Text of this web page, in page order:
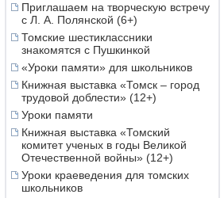
Приглашаем на творческую встречу
с Л. А. Полянской (6+)
Томские шестиклассники
знакомятся с Пушкинкой
«Уроки памяти» для школьников
Книжная выставка «Томск – город
трудовой доблести» (12+)
Уроки памяти
Книжная выставка «Томский
комитет ученых в годы Великой
Отечественной войны» (12+)
Уроки краеведения для томских
школьников